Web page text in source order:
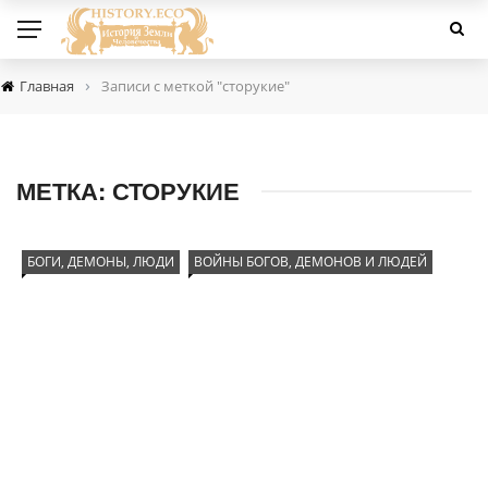
Главная › Записи с меткой "сторукие"
МЕТКА: СТОРУКИЕ
БОГИ, ДЕМОНЫ, ЛЮДИ ВОЙНЫ БОГОВ, ДЕМОНОВ И ЛЮДЕЙ